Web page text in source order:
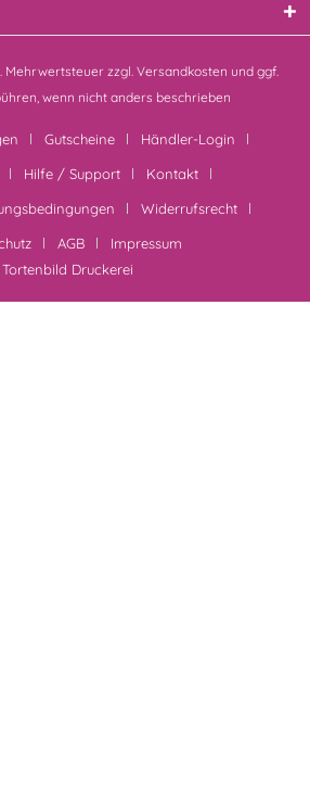
Mehrwertsteuer zzgl. Versandkosten und ggf.
wenn nicht anders beschrieben
Gutscheine
Händler-Login
Hilfe / Support
Kontakt
Widerrufsrecht
AGB
Impressum
Tortenbild Druckerei